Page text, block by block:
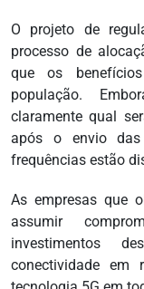
O projeto de
processo de
que os
população.
claramente qual
após o envio das
frequências estão
As empresas que
assumir
investimentos
conectividade